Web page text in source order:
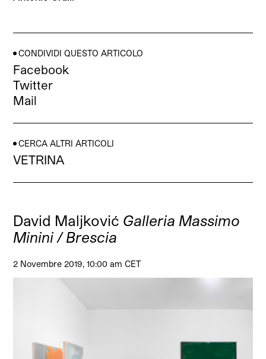
CONDIVIDI QUESTO ARTICOLO
Facebook
Twitter
Mail
CERCA ALTRI ARTICOLI
VETRINA
David Maljković Galleria Massimo
Minini / Brescia
2 Novembre 2019, 10:00 am CET